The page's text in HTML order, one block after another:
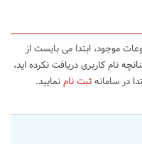
موجود، ابتدا می بایست از
نام کاربری دریافت نکرده اید،
در سامانهثبت نامنمایید.